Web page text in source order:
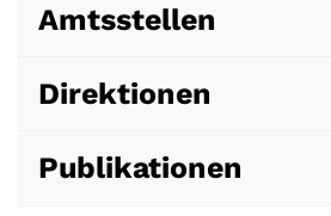
Amtsstellen
Direktionen
Publikationen